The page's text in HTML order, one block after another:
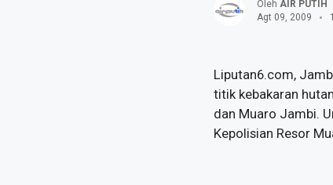
Oleh AIR PUTIH
Agt 09, 2009
Liputan6.com,
titik kebakaran
dan Muaro Jambi.
Kepolisian Resor